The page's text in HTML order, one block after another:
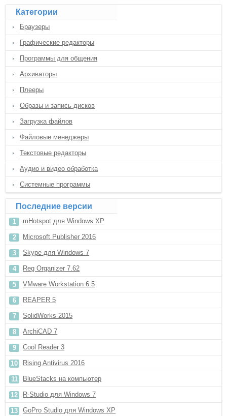
Категории
Браузеры
Графические редакторы
Программы для общения
Архиваторы
Плееры
Образы и запись дисков
Загрузка файлов
Файловые менеджеры
Текстовые редакторы
Аудио и видео обработка
Системные программы
Последние версии
mHotspot для Windows XP
Microsoft Publisher 2016
Skype для Windows 7
Reg Organizer 7.62
VMware Workstation 6.5
REAPER 5
SolidWorks 2015
ArchiCAD 7
Cool Reader 3
Rising Antivirus 2016
BlueStacks на компьютер
R-Studio для Windows 7
GoPro Studio для Windows XP